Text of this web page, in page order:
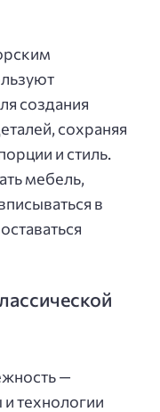
создания
сохраняя
и стиль.
мебель,
в
—
технологии